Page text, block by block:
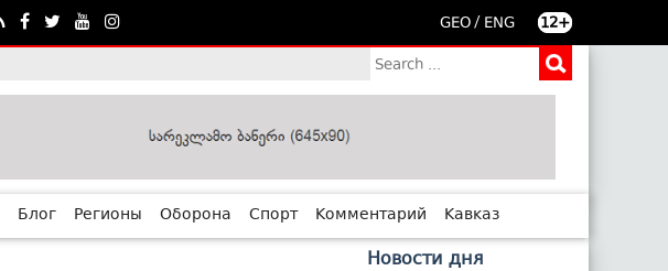
GEO / ENG 12+
Блог Регионы Оборона Спорт Комментарий Кавказ
Новости дня